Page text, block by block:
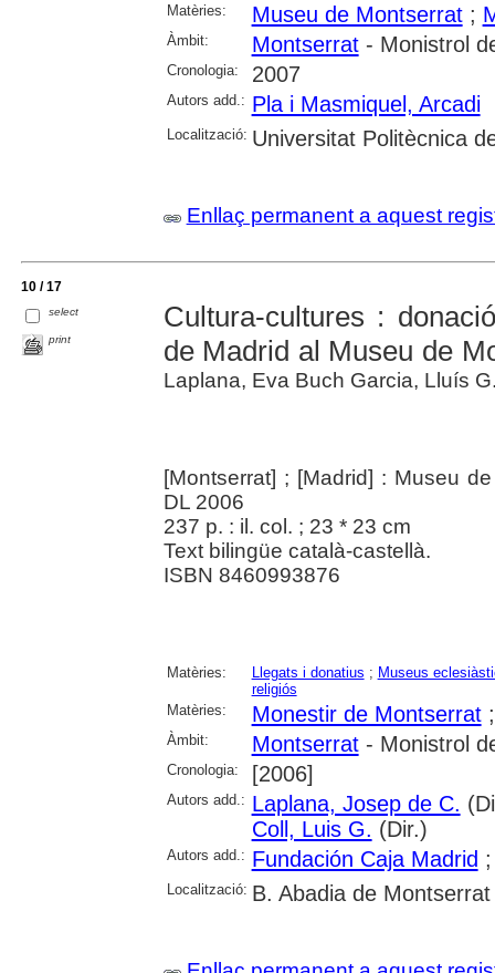
Matèries: Museu de Montserrat;
Àmbit: Montserrat- Monistrol
Cronologia: 2007
Autors add.: Pla i Masmiquel, Arcadi
Localització: Universitat Politècnica
Enllaç permanent a aquest
10 / 17
select
print
Cultura-cultures :
de Madrid al Museu de
Laplana, Eva Buch Garcia, Lluís
[Montserrat] ; [Madrid] : Museu
DL 2006
237 p. : il. col. ; 23 * 23 cm
Text bilingüe català-castellà.
ISBN 8460993876
Matèries: Llegats i donatius ; Museus
religiós
Matèries:
Monestir de Montserrat
Àmbit: Montserrat- Monistrol
Cronologia: [2006]
Autors add.: Laplana, Josep de C.
Coll, Luis G. (Dir.)
Autors add.: Fundación Caja Madrid
Localització: B. Abadia de Montserrat